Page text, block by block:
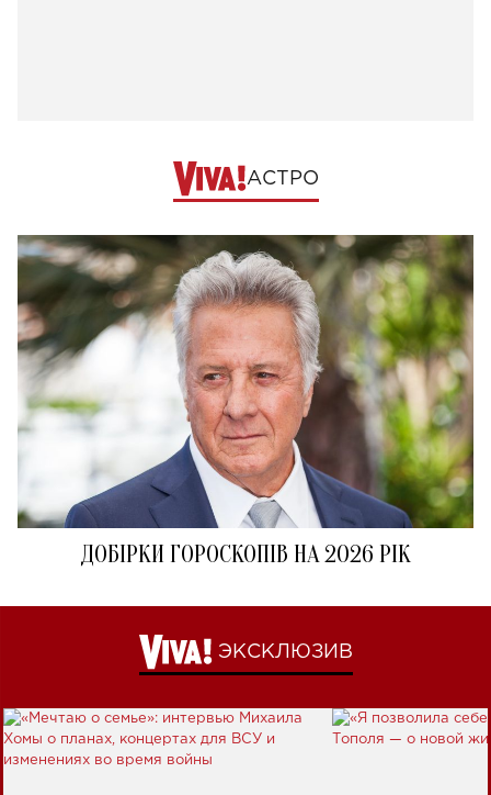
АСТРО
ДОБІРКИ ГОРОСКОПІВ НА 2026 РІК
ЭКСКЛЮЗИВ